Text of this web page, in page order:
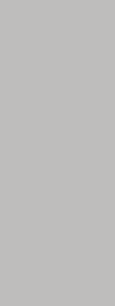
queste bevande!
è fondamentale per
il Flat
ceramica o
piccole
mantenere la
e micro-schiuma.
il calore e
equilibrata.